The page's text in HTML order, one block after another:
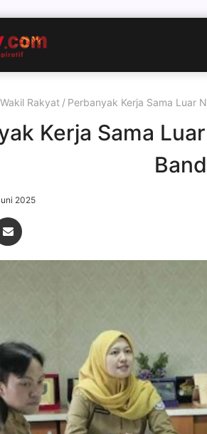
Rakyat / Perbanyak Kerja Sama Luar
Kerja Sama
2025